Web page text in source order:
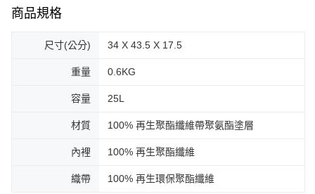
商品規格
尺寸(公分) 34 X 43.5 X 17.5
重量 0.6KG
容量 25L
材質 100% 再生聚酯纖維帶聚氨酯塗層
內裡 100% 再生聚酯纖維
織帶 100% 再生環保聚酯纖維